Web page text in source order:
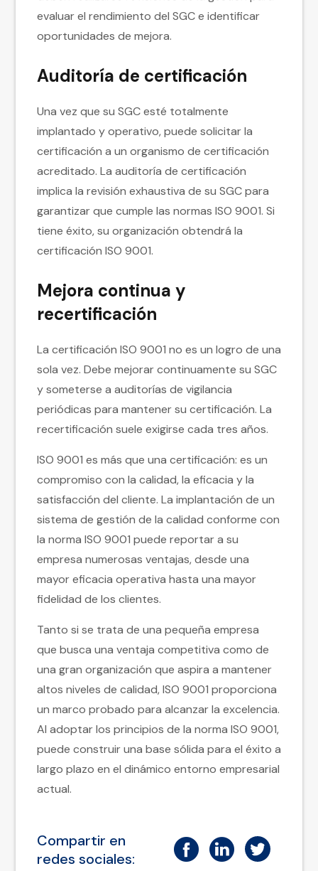
evaluar el rendimiento del SGC e identificar
oportunidades de mejora.
Auditoría de certificación
Una vez que su SGC esté totalmente
implantado y operativo, puede solicitar la
certificación a un organismo de certificación
acreditado. La auditoría de certificación
implica la revisión exhaustiva de su SGC para
garantizar que cumple las normas ISO 9001. Si
tiene éxito, su organización obtendrá la
certificación ISO 9001.
Mejora continua y
recertificación
La certificación ISO 9001 no es un logro de una
sola vez. Debe mejorar continuamente su SGC
y someterse a auditorías de vigilancia
periódicas para mantener su certificación. La
recertificación suele exigirse cada tres años.
ISO 9001 es más que una certificación: es un
compromiso con la calidad, la eficacia y la
satisfacción del cliente. La implantación de un
sistema de gestión de la calidad conforme con
la norma ISO 9001 puede reportar a su
empresa numerosas ventajas, desde una
mayor eficacia operativa hasta una mayor
fidelidad de los clientes.
Tanto si se trata de una pequeña empresa
que busca una ventaja competitiva como de
una gran organización que aspira a mantener
altos niveles de calidad, ISO 9001 proporciona
un marco probado para alcanzar la excelencia.
Al adoptar los principios de la norma ISO 9001,
puede construir una base sólida para el éxito a
largo plazo en el dinámico entorno empresarial
actual.
Compartir en
redes sociales: